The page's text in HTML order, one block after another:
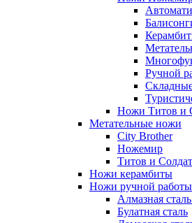
Ручной
Ножи Титов и
Метательные ножи
City Brother
Ножемир
Титов и
Ножи керамбиты
Ножи ручной работы
Алмазная
Булатная сталь